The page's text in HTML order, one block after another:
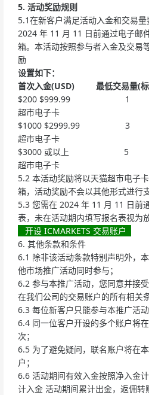
5. 活动奖励规则
5.1在新客户满足活动入金和交易
2024 年 11 月 11 日前通过电子邮
箱。本活动按照参与者入金及交易
励
设置如下：
首次入金(USD) 最低交易量(
$200 $999.99 1 面
超市电子卡
$1000 $2999.99 3
超市电子卡
$3000 或以上 5 面
超市电子卡
5.2 本活动奖励将以天猫超市电子
箱，活动奖励不会以其他形式进行支
5.3 您需在 2024 年 11 月 11 日前
表，未在活动期内填写报名表视为放
开设 ICMARKETS 交易账户
6. 其他条款和条件
6.1 除非该活动条款特别声明外，
他市场推广活动同时参与；
6.2 参与本推广活动，您同意并接
在我们公司的交易账户的所有相关
6.3 每位新客户只能参与本推广活动
6.4 同一位客户开设的多个账户将
次；
6.5 为了避免疑问，联名账户将在
户；
6.6 活动期间有效入金按照净入金
计入金 活动期间累计出金，返佣